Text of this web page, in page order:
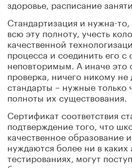
здоровье, расписание
Стандартизация и нужна-
всю эту полноту, учесть
качественной
процесса и соединить его с
неповторимым. А иначе это
проверка, ничего никому
стандарты – нужные только
полноты их существования.
Сертификат соответствия
подтверждение того, что
качественное образование
нуждаются более ни в каких
тестированиях, могут